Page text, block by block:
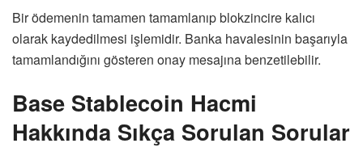
Bir ödemenin tamamen tamamlanıp blokzincire kalıcı
olarak kaydedilmesi işlemidir. Banka havalesinin başarıyla
tamamlandığını gösteren onay mesajına benzetilebilir.
Base Stablecoin Hacmi
Hakkında Sıkça Sorulan Sorular